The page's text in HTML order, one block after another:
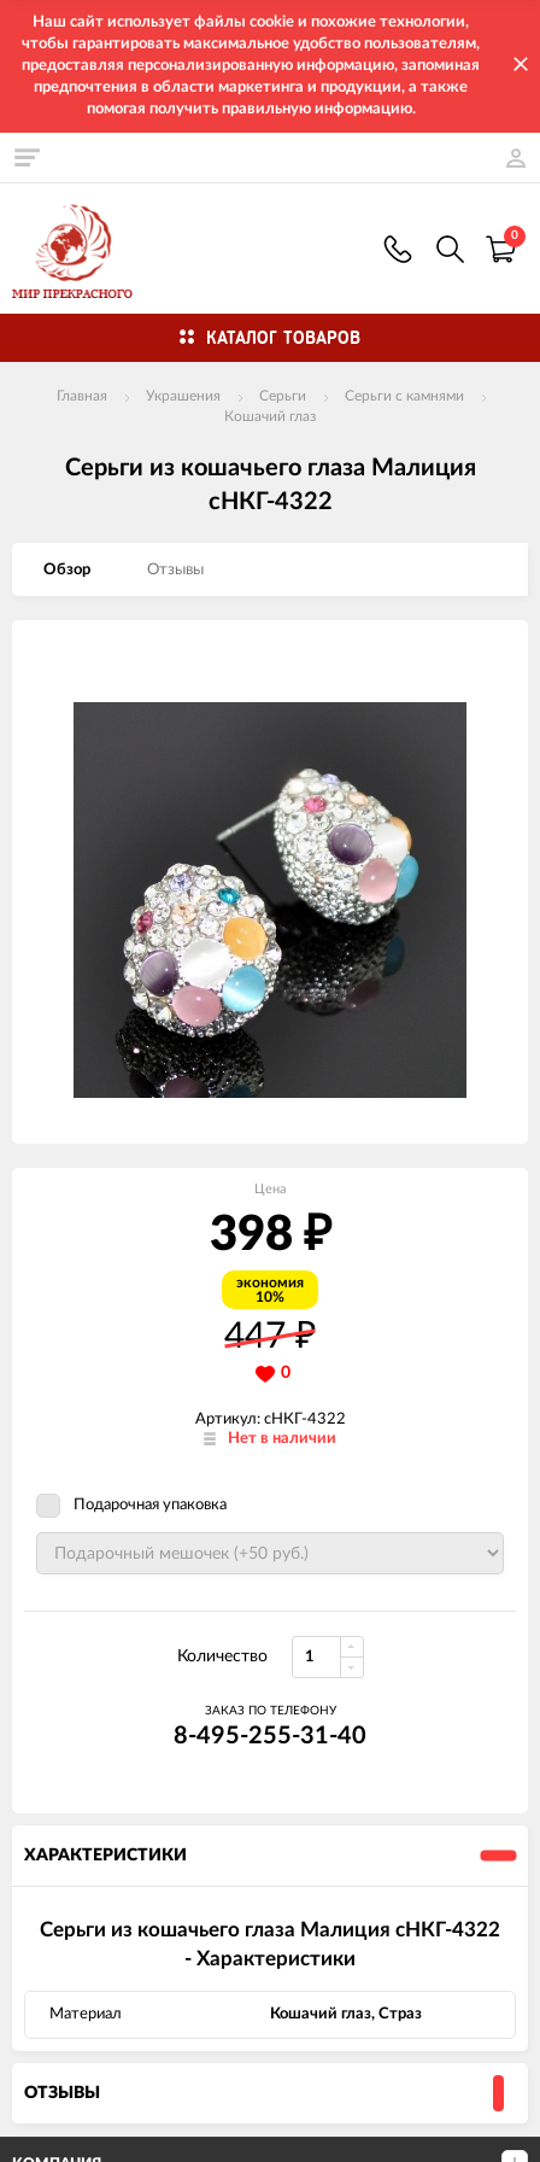
Наш сайт использует файлы cookie и похожие технологии,
чтобы гарантировать максимальное удобство пользователям,
предоставляя персонализированную информацию, запоминая
предпочтения в области маркетинга и продукции, а также
помогая получить правильную информацию.
0
КАТАЛОГ ТОВАРОВ
Главная Украшения Серьги
Серьги с камнями
Кошачий глаз
Серьги из кошачьего глаза Малиция
сНКГ-4322
Обзор Отзывы
Цена
398 ₽
экономия
10%
447₽
0
Артикул: сНКГ-4322
Нет в наличии
Подарочная упаковка
Количество
ЗАКАЗ ПО ТЕЛЕФОНУ
8-495-255-31-40
ХАРАКТЕРИСТИКИ
Серьги из кошачьего глаза Малиция сНКГ-4322
- Характеристики
Материал Кошачий глаз, Страз
ОТЗЫВЫ